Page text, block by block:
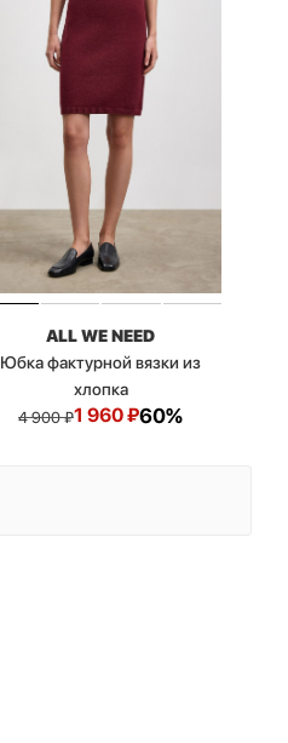
ALL WE NEED
Юбка фактурной вязки из
хлопка
4 900₽1 960₽60%